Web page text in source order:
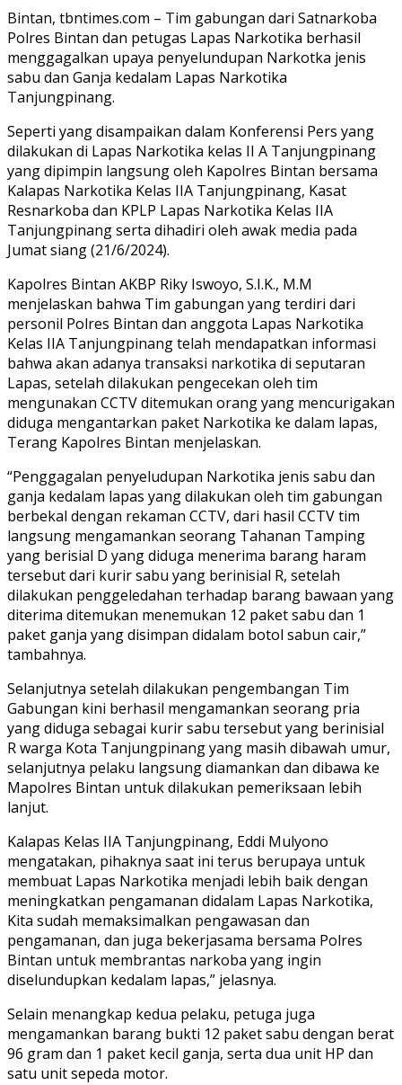
Bintan, tbntimes.com – Tim gabungan dari Satnarkoba
Polres Bintan dan petugas Lapas Narkotika berhasil
menggagalkan upaya penyelundupan Narkotka jenis
sabu dan Ganja kedalam Lapas Narkotika
Tanjungpinang.
Seperti yang disampaikan dalam Konferensi Pers yang
dilakukan di Lapas Narkotika kelas II A Tanjungpinang
yang dipimpin langsung oleh Kapolres Bintan bersama
Kalapas Narkotika Kelas IIA Tanjungpinang, Kasat
Resnarkoba dan KPLP Lapas Narkotika Kelas IIA
Tanjungpinang serta dihadiri oleh awak media pada
Jumat siang (21/6/2024).
Kapolres Bintan AKBP Riky Iswoyo, S.I.K., M.M
menjelaskan bahwa Tim gabungan yang terdiri dari
personil Polres Bintan dan anggota Lapas Narkotika
Kelas IIA Tanjungpinang telah mendapatkan informasi
bahwa akan adanya transaksi narkotika di seputaran
Lapas, setelah dilakukan pengecekan oleh tim
mengunakan CCTV ditemukan orang yang mencurigakan
diduga mengantarkan paket Narkotika ke dalam lapas,
Terang Kapolres Bintan menjelaskan.
“Penggagalan penyeludupan Narkotika jenis sabu dan
ganja kedalam lapas yang dilakukan oleh tim gabungan
berbekal dengan rekaman CCTV, dari hasil CCTV tim
langsung mengamankan seorang Tahanan Tamping
yang berisial D yang diduga menerima barang haram
tersebut dari kurir sabu yang berinisial R, setelah
dilakukan penggeledahan terhadap barang bawaan yang
diterima ditemukan menemukan 12 paket sabu dan 1
paket ganja yang disimpan didalam botol sabun cair,”
tambahnya.
Selanjutnya setelah dilakukan pengembangan Tim
Gabungan kini berhasil mengamankan seorang pria
yang diduga sebagai kurir sabu tersebut yang berinisial
R warga Kota Tanjungpinang yang masih dibawah umur,
selanjutnya pelaku langsung diamankan dan dibawa ke
Mapolres Bintan untuk dilakukan pemeriksaan lebih
lanjut.
Kalapas Kelas IIA Tanjungpinang, Eddi Mulyono
mengatakan, pihaknya saat ini terus berupaya untuk
membuat Lapas Narkotika menjadi lebih baik dengan
meningkatkan pengamanan didalam Lapas Narkotika,
Kita sudah memaksimalkan pengawasan dan
pengamanan, dan juga bekerjasama bersama Polres
Bintan untuk membrantas narkoba yang ingin
diselundupkan kedalam lapas,” jelasnya.
Selain menangkap kedua pelaku, petuga juga
mengamankan barang bukti 12 paket sabu dengan berat
96 gram dan 1 paket kecil ganja, serta dua unit HP dan
satu unit sepeda motor.